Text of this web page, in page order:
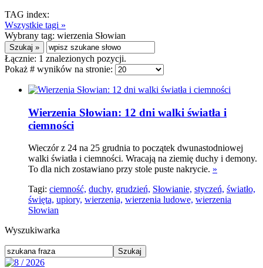
TAG index:
Wszystkie tagi »
Wybrany tag: wierzenia Słowian
Łącznie: 1 znalezionych pozycji.
Pokaż # wyników na stronie:
Wierzenia Słowian: 12 dni walki światła i
ciemności
Wieczór z 24 na 25 grudnia to początek dwunastodniowej
walki światła i ciemności. Wracają na ziemię duchy i demony.
To dla nich zostawiano przy stole puste nakrycie. »
Tagi: ciemność, duchy, grudzień, Słowianie, styczeń, światło,
święta, upiory, wierzenia, wierzenia ludowe, wierzenia
Słowian
Wyszukiwarka